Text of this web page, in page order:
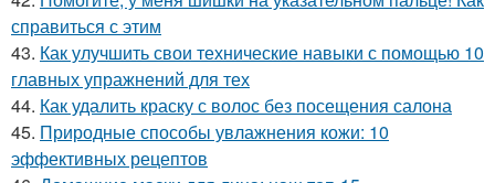
справиться с этим
43. Как улучшить свои технические навыки с помощью 10
главных упражнений для тех
44. Как удалить краску с волос без посещения салона
45. Природные способы увлажнения кожи: 10
эффективных рецептов